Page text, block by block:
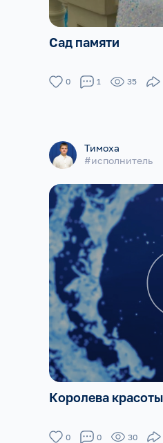
Сад памяти
0 1 35
Тимоха
#исполнитель
Королева красоты
0 0 30